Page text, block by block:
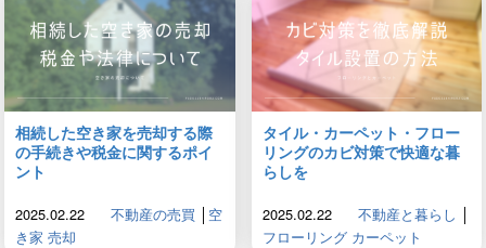
相続した空き家を売却する際
の手続きや税金に関するポイ
ント
2025.02.22 不動産の売買 │ 空
き家 売却
タイル・カーペット・フロー
リングのカビ対策で快適な暮
らしを
2025.02.22 不動産と暮らし │
フローリング カーペット